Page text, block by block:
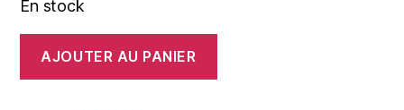
En stock
TREMELIN
AJOUTER AU PANIER